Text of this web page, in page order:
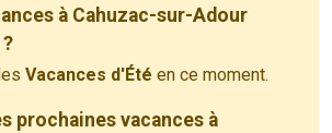
à Cahuzac-sur-Adour
Vacances d'Été en ce moment.
prochaines vacances à